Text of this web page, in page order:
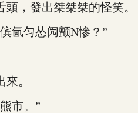
，發出桀桀桀的怪笑。
匀怂闶颤N慘？”
。
市。”